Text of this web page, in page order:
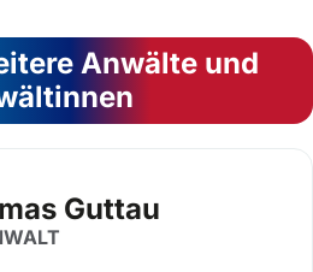
Anwälte und
Guttau